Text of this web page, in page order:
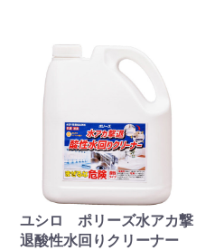
ユシロ ポリーズ水アカ撃
退酸性水回りクリーナー